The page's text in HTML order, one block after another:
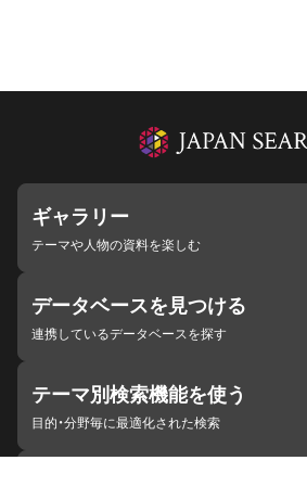
ギャラリー
テーマや人物の資料を楽しむ
データベースを見つける
連携しているデータベースを探す
テーマ別検索機能を使う
目的・分野毎に最適化された検索